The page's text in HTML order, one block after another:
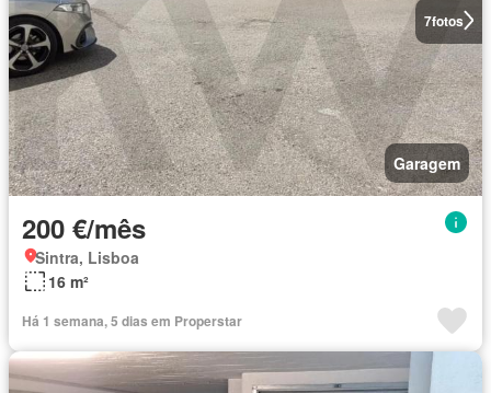
7fotos
Garagem
200 €/mês
Sintra, Lisboa
16 m²
Há 1 semana, 5 dias em Properstar